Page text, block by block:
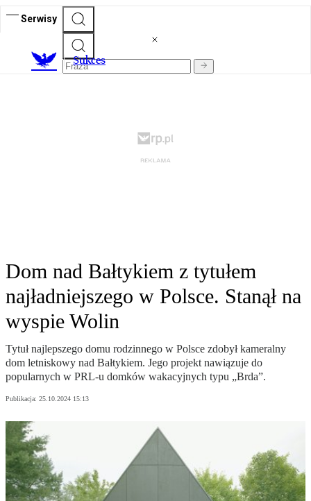
Serwisy
Sukces
Dom nad Bałtykiem z tytułem
najładniejszego w Polsce. Stanął na
wyspie Wolin
Tytuł najlepszego domu rodzinnego w Polsce zdobył kameralny
dom letniskowy nad Bałtykiem. Jego projekt nawiązuje do
popularnych w PRL-u domków wakacyjnych typu „Brda”.
Publikacja: 25.10.2024 15:13